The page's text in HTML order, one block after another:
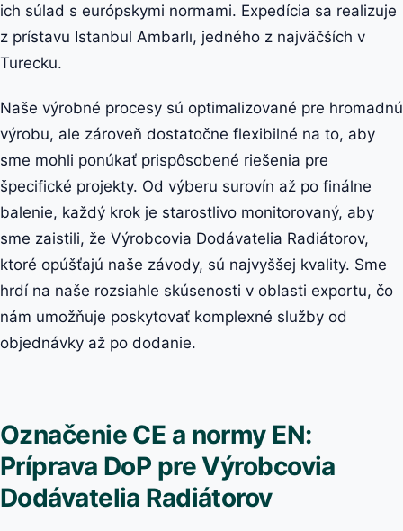
ich súlad s európskymi normami. Expedícia sa realizuje
z prístavu Istanbul Ambarlı, jedného z najväčších v
Turecku.
Naše výrobné procesy sú optimalizované pre hromadnú
výrobu, ale zároveň dostatočne flexibilné na to, aby
sme mohli ponúkať prispôsobené riešenia pre
špecifické projekty. Od výberu surovín až po finálne
balenie, každý krok je starostlivo monitorovaný, aby
sme zaistili, že Výrobcovia Dodávatelia Radiátorov,
ktoré opúšťajú naše závody, sú najvyššej kvality. Sme
hrdí na naše rozsiahle skúsenosti v oblasti exportu, čo
nám umožňuje poskytovať komplexné služby od
objednávky až po dodanie.
Označenie CE a normy EN:
Príprava DoP pre Výrobcovia
Dodávatelia Radiátorov